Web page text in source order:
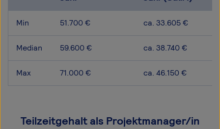
Min 51.700 € ca. 33.605 €
Median 59.600 € ca. 38.740 €
Max 71.000 € ca. 46.150 €
Teilzeitgehalt als Projektmanager/in